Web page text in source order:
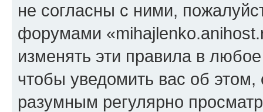
не согласны с ними,
форумами
изменять эти правила в
чтобы уведомить вас об
разумным регулярно